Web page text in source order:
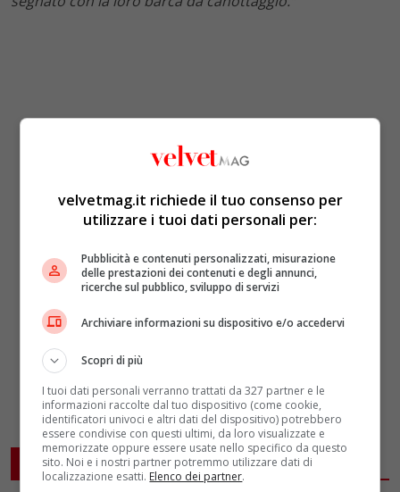
ARTICOLI CORRELATI
velvetmag.it richiede il tuo consenso per
utilizzare i tuoi dati personali per:
Pubblicità e contenuti personalizzati, misurazione
delle prestazioni dei contenuti e degli annunci,
ricerche sul pubblico, sviluppo di servizi
Archiviare informazioni su dispositivo e/o accedervi
Scopri di più
I tuoi dati personali verranno trattati da 327 partner e le
informazioni raccolte dal tuo dispositivo (come cookie,
identificatori univoci e altri dati del dispositivo) potrebbero
essere condivise con questi ultimi, da loro visualizzate e
memorizzate oppure essere usate nello specifico da questo
sito. Noi e i nostri partner potremmo utilizzare dati di
localizzazione esatti. Elenco dei partner.